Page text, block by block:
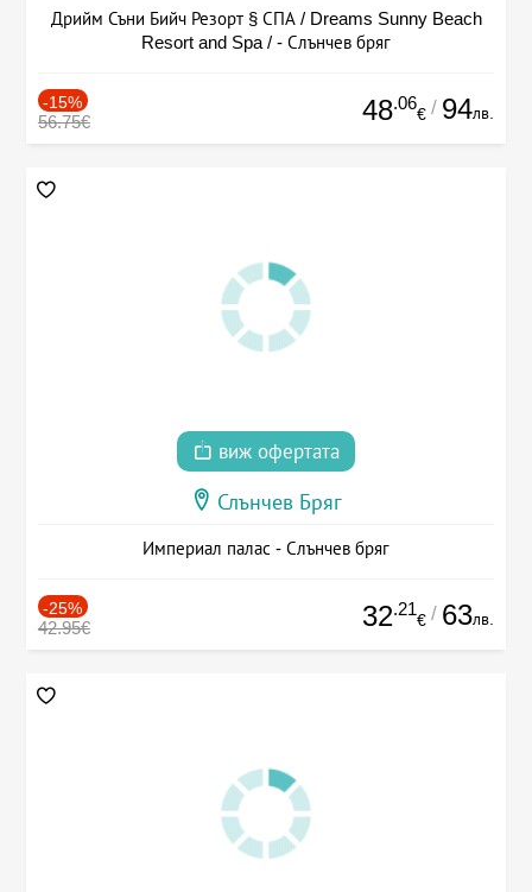
Дрийм Съни Бийч Резорт § СПА / Dreams Sunny Beach
Resort and Spa / - Слънчев бряг
-15%
56.75€ 48.06
€ / 94лв.
виж офертата
Слънчев Бряг
Империал палас - Слънчев бряг
-25%
42.95€ 32.21
€ / 63лв.